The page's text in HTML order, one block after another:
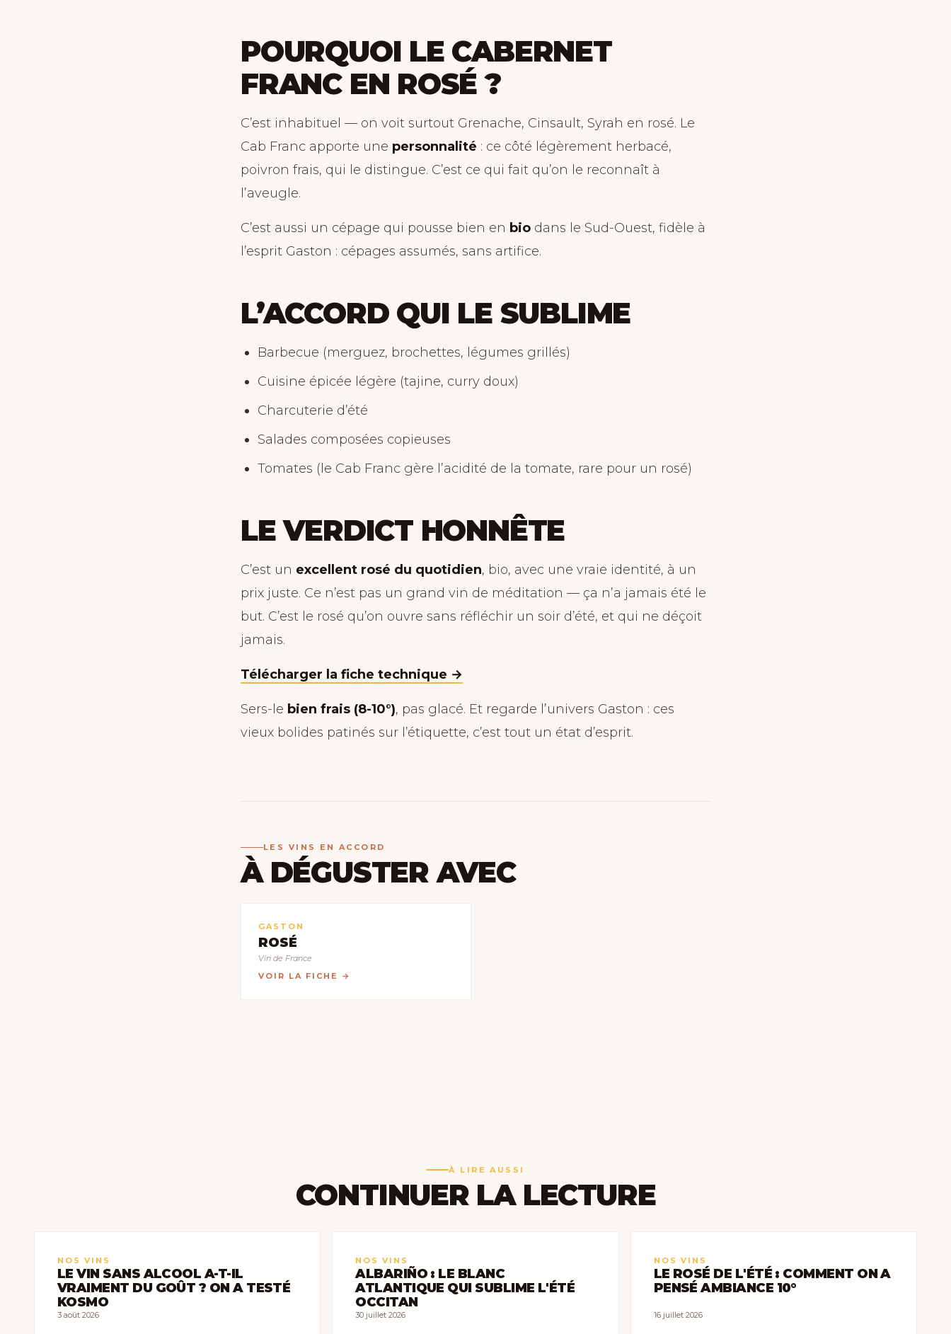
POURQUOI LE CABERNET
FRANC EN ROSÉ ?
C’est inhabituel — on voit surtout Grenache, Cinsault, Syrah en rosé. Le
Cab Franc apporte une personnalité : ce côté légèrement herbacé,
poivron frais, qui le distingue. C’est ce qui fait qu’on le reconnaît à
l’aveugle.
C’est aussi un cépage qui pousse bien en bio dans le Sud-Ouest, fidèle à
l’esprit Gaston : cépages assumés, sans artifice.
L’ACCORD QUI LE SUBLIME
Barbecue (merguez, brochettes, légumes grillés)
Cuisine épicée légère (tajine, curry doux)
Charcuterie d’été
Salades composées copieuses
Tomates (le Cab Franc gère l’acidité de la tomate, rare pour un rosé)
LE VERDICT HONNÊTE
C’est un excellent rosé du quotidien, bio, avec une vraie identité, à un
prix juste. Ce n’est pas un grand vin de méditation — ça n’a jamais été le
but. C’est le rosé qu’on ouvre sans réfléchir un soir d’été, et qui ne déçoit
jamais.
Télécharger la fiche technique →
Sers-le bien frais (8-10°), pas glacé. Et regarde l’univers Gaston : ces
vieux bolides patinés sur l’étiquette, c’est tout un état d’esprit.
LES VINS EN ACCORD
À DÉGUSTER AVEC
GASTON
ROSÉ
Vin de France
VOIR LA FICHE →
À LIRE AUSSI
CONTINUER LA LECTURE
NOS VINS
LE VIN SANS ALCOOL A-T-IL
VRAIMENT DU GOÛT ? ON A TESTÉ
KOSMO
3 août 2026
NOS VINS
ALBARIÑO : LE BLANC
ATLANTIQUE QUI SUBLIME L'ÉTÉ
OCCITAN
30 juillet 2026
NOS VINS
LE ROSÉ DE L'ÉTÉ : COMMENT ON A
PENSÉ AMBIANCE 10°
16 juillet 2026